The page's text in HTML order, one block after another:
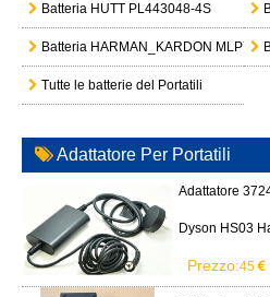
Batteria HUTT PL443048-4S
Batteria HARMAN_KARDON
Tutte le batterie del Portatili
Adattatore Per Portatili
Adattatore
Dyson HS03
Prezzo:45